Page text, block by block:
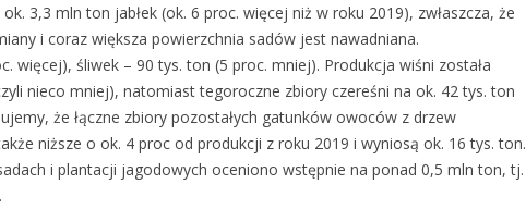
3,3 mln ton jabłek (ok. 6 proc. więcej niż w roku 2019), zwłaszcza, że
i coraz większa powierzchnia sadów jest nawadniana.
więcej), śliwek – 90 tys. ton (5 proc. mniej). Produkcja wiśni została
nieco mniej), natomiast tegoroczne zbiory czereśni na ok. 42 tys. ton
że łączne zbiory pozostałych gatunków owoców z drzew
niższe o ok. 4 proc od produkcji z roku 2019 i wyniosą ok. 16 tys. ton.
i plantacji jagodowych oceniono wstępnie na ponad 0,5 mln ton, tj.